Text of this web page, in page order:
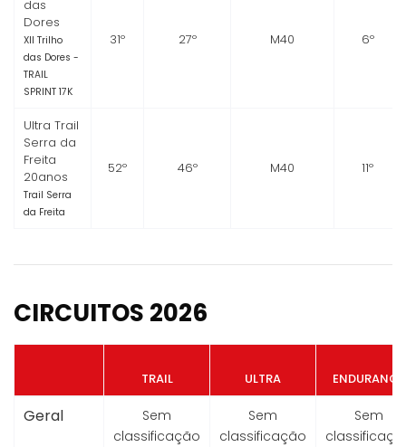
das
Dores
XII Trilho
das Dores -
TRAIL
SPRINT 17K
31º 27º M40 6º
Ultra Trail
Serra da
Freita
20anos
Trail Serra
da Freita
52º 46º M40 11º
CIRCUITOS 2026
TRAIL ULTRA ENDURANCE
Geral
Sem
classificação
Sem
classificação
Sem